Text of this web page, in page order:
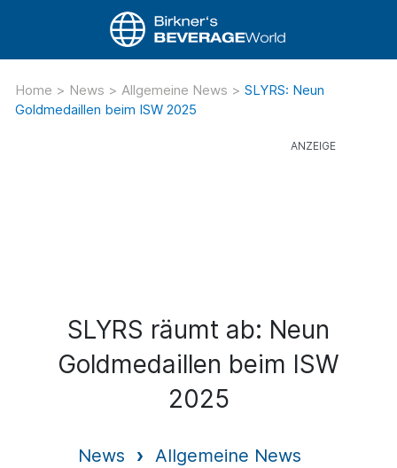
Home > News > Allgemeine News > SLYRS: Neun
Goldmedaillen beim ISW 2025
SLYRS räumt ab: Neun
Goldmedaillen beim ISW
2025
News Allgemeine News